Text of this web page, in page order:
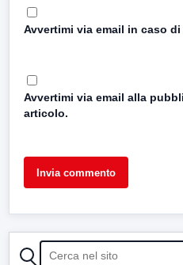
Avvertimi via email in caso
Avvertimi via email alla
articolo.
CERCA